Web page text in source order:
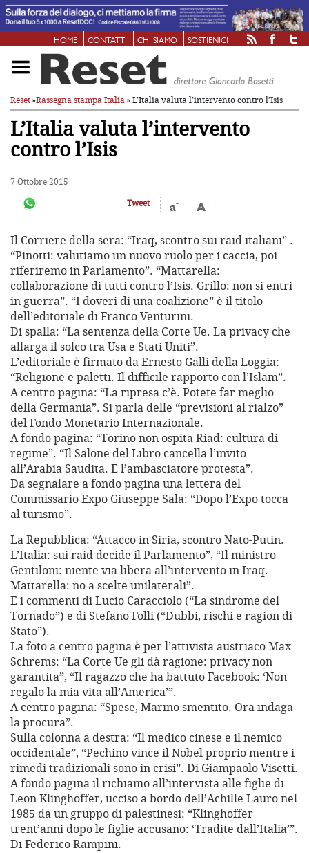
HOME CONTATTI CHI SIAMO SOSTIENICI
Reset»Rassegna stampa Italia» L’Italia valuta l’intervento contro l’Isis
L’Italia valuta l’intervento
contro l’Isis
7 Ottobre 2015
Tweet
a- A+
Il Corriere della sera: “Iraq, scontro sui raid italiani” .
“Pinotti: valutiamo un nuovo ruolo per i caccia, poi
riferiremo in Parlamento”. “Mattarella:
collaborazione di tutti contro l’Isis. Grillo: non si entri
in guerra”. “I doveri di una coalizione” è il titolo
dell’editoriale di Franco Venturini.
Di spalla: “La sentenza della Corte Ue. La privacy che
allarga il solco tra Usa e Stati Uniti”.
L’editoriale è firmato da Ernesto Galli della Loggia:
“Religione e paletti. Il difficile rapporto con l’Islam”.
A centro pagina: “La ripresa c’è. Potete far meglio
della Germania”. Si parla delle “previsioni al rialzo”
del Fondo Monetario Internazionale.
A fondo pagina: “Torino non ospita Riad: cultura di
regime”. “Il Salone del Libro cancella l’invito
all’Arabia Saudita. E l’ambasciatore protesta”.
Da segnalare a fondo pagina una lettera del
Commissario Expo Giuseppe Sala: “Dopo l’Expo tocca
al turismo”.
La Repubblica: “Attacco in Siria, scontro Nato-Putin.
L’Italia: sui raid decide il Parlamento”, “Il ministro
Gentiloni: niente via libera all’intervento in Iraq.
Mattarella: no a scelte unilaterali”.
E i commenti di Lucio Caracciolo (“La sindrome del
Tornado”) e di Stefano Folli (“Dubbi, rischi e ragion di
Stato”).
La foto a centro pagina è per l’attivista austriaco Max
Schrems: “La Corte Ue gli dà ragione: privacy non
garantita”, “Il ragazzo che ha battuto Facebook: ‘Non
regalo la mia vita all’America’”.
A centro pagina: “Spese, Marino smentito. Ora indaga
la procura”.
Sulla colonna a destra: “Il medico cinese e il nemico
occidentale”, “Pechino vince il Nobel proprio mentre i
rimedi tradizionali sono in crisi”. Di Giampaolo Visetti.
A fondo pagina il richiamo all’intervista alle figlie di
Leon Klinghoffer, ucciso a bordo dell’Achille Lauro nel
1985 da un gruppo di palestinesi: “Klinghoffer
trent’anni dopo le figlie accusano: ‘Tradite dall’Italia’”.
Di Federico Rampini.